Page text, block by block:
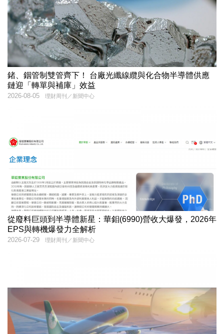
鍺、銦管制雙管齊下！ 台廠光纖線纜與化合物半導體供應
鏈迎「轉單與補庫」效益
理財周刊／新聞中心
2026-08-05
從廢料巨頭到半導體新星：華鉬(6990)營收大爆發，2026年
EPS與轉機爆發力全解析
理財周刊／新聞中心
2026-07-29